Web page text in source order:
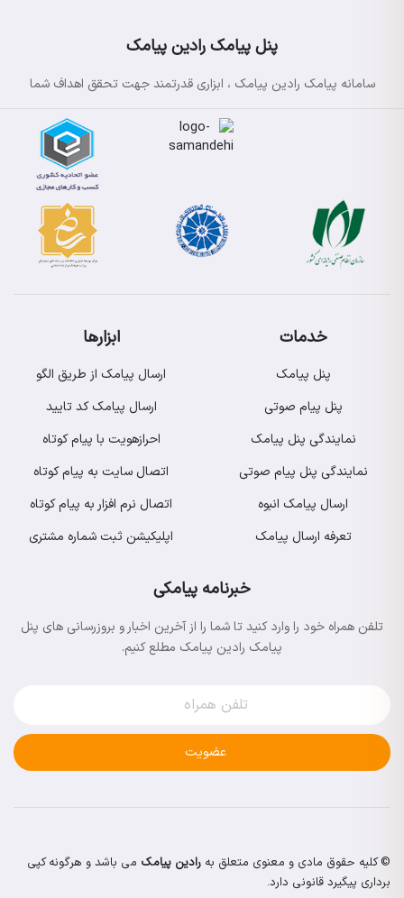
پنل پیامک رادین پیامک
سامانه پیامک رادین پیامک ، ابزاری قدرتمند جهت تحقق اهداف شما
خدمات
پنل پیامک
پنل پیام صوتی
نمایندگی پنل پیامک
نمایندگی پنل پیام صوتی
ارسال پیامک انبوه
تعرفه ارسال پیامک
ابزارها
ارسال پیامک از طریق الگو
ارسال پیامک کد تایید
احرازهویت با پیام کوتاه
اتصال سایت به پیام کوتاه
اتصال نرم افزار به پیام کوتاه
اپلیکیشن ثبت شماره مشتری
خبرنامه پیامکی
تلفن همراه خود را وارد کنید تا شما را از آخرین اخبار و بروزرسانی های پنل
پیامک رادین پیامک مطلع کنیم.
عضویت
© کلیه حقوق مادی و معنوی متعلق به رادین پیامک می باشد و هرگونه کپی
برداری پیگیرد قانونی دارد.